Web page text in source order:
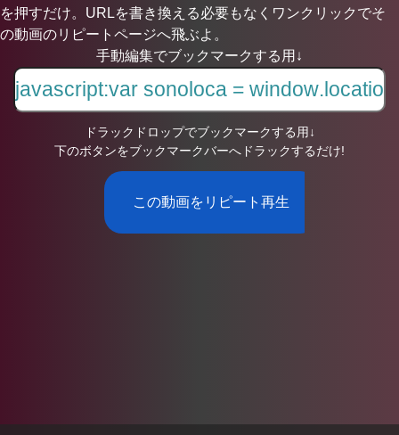
を押すだけ。URLを書き換える必要もなくワンクリックでそ
の動画のリピートページへ飛ぶよ。
手動編集でブックマークする用↓
ドラックドロップでブックマークする用↓
下のボタンをブックマークバーへドラックするだけ!
この動画をリピート再生